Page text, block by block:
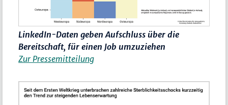
LinkedIn-Daten geben Aufschluss über die
Bereitschaft, für einen Job umzuziehen
Zur Pressemitteilung